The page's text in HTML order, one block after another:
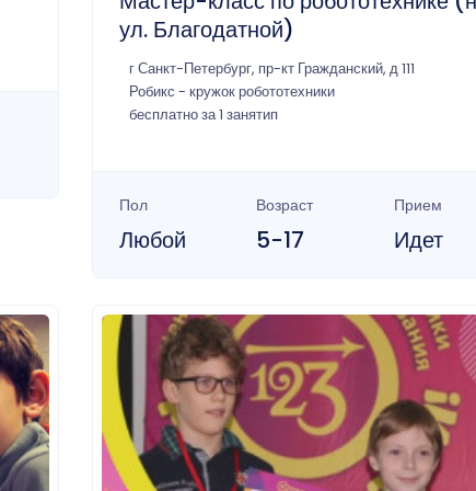
ул. Благодатной)
г Санкт-Петербург, пр-кт Гражданский, д 111
Робикс - кружок робототехники
бесплатно за 1 занятип
Пол
Любой
Возраст
5-17
Прием
Идет